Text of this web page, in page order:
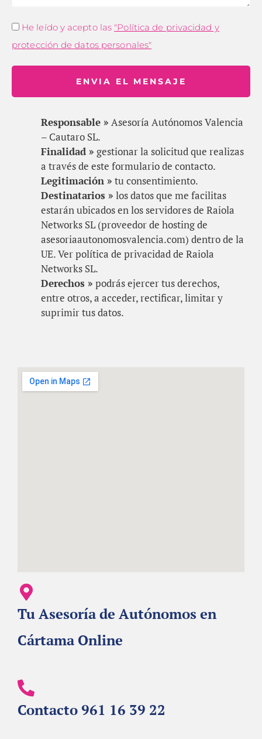
He leído y acepto las "Política de privacidad y
protección de datos personales"
ENVIA EL MENSAJE
Responsable » Asesoría Autónomos Valencia
– Cautaro SL.
Finalidad » gestionar la solicitud que realizas
a través de este formulario de contacto.
Legitimación » tu consentimiento.
Destinatarios » los datos que me facilitas
estarán ubicados en los servidores de Raiola
Networks SL (proveedor de hosting de
asesoriaautonomosvalencia.com) dentro de la
UE. Ver política de privacidad de Raiola
Networks SL.
Derechos » podrás ejercer tus derechos,
entre otros, a acceder, rectificar, limitar y
suprimir tus datos.
Tu Asesoría de Autónomos en
Cártama Online
Contacto 961 16 39 22